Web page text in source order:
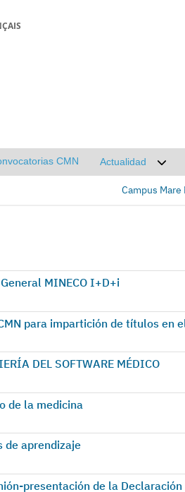
submenú de CMN
CMN
Actualidad
Campus
MINECO I+D+i
para impartición de títulos en
DEL SOFTWARE MÉDICO
de la medicina
de aprendizaje
presentación de la